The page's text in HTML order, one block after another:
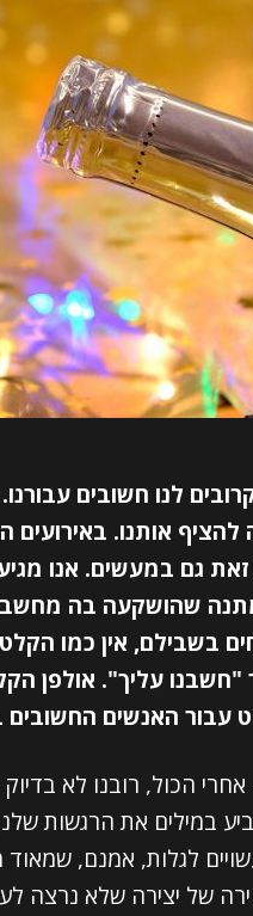
לנו חשובים
אותנו. באירועים
זאת גם במעשים. אנו
שהושקעה בה
בשבילם, אין כמו
עליך". אולפן
הכול, רובנו לא בדיוק
במילים את הרגשות
לגלות, אמנם, שמאוד
של יצירה שלא נרצה